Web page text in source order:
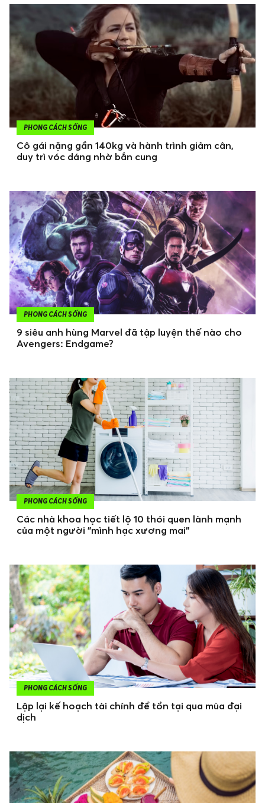
PHONG CÁCH SỐNG
Cô gái nặng gần 140kg và hành trình giảm cân,
duy trì vóc dáng nhờ bắn cung
PHONG CÁCH SỐNG
9 siêu anh hùng Marvel đã tập luyện thế nào cho
Avengers: Endgame?
PHONG CÁCH SỐNG
Các nhà khoa học tiết lộ 10 thói quen lành mạnh
của một người "mình hạc xương mai"
PHONG CÁCH SỐNG
Lập lại kế hoạch tài chính để tồn tại qua mùa đại
dịch